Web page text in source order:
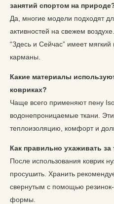
занятий спортом на
Да, многие модели подходят
активностей на свежем
“Здесь и Сейчас” имеет
карманы.
Какие материалы
ковриках?
Чаще всего применяют пену
водонепроницаемые ткани.
теплоизоляцию, комфорт и
Как правильно ухаживать
После использования коврик
просушить. Хранить
свернутым с помощью
формы.